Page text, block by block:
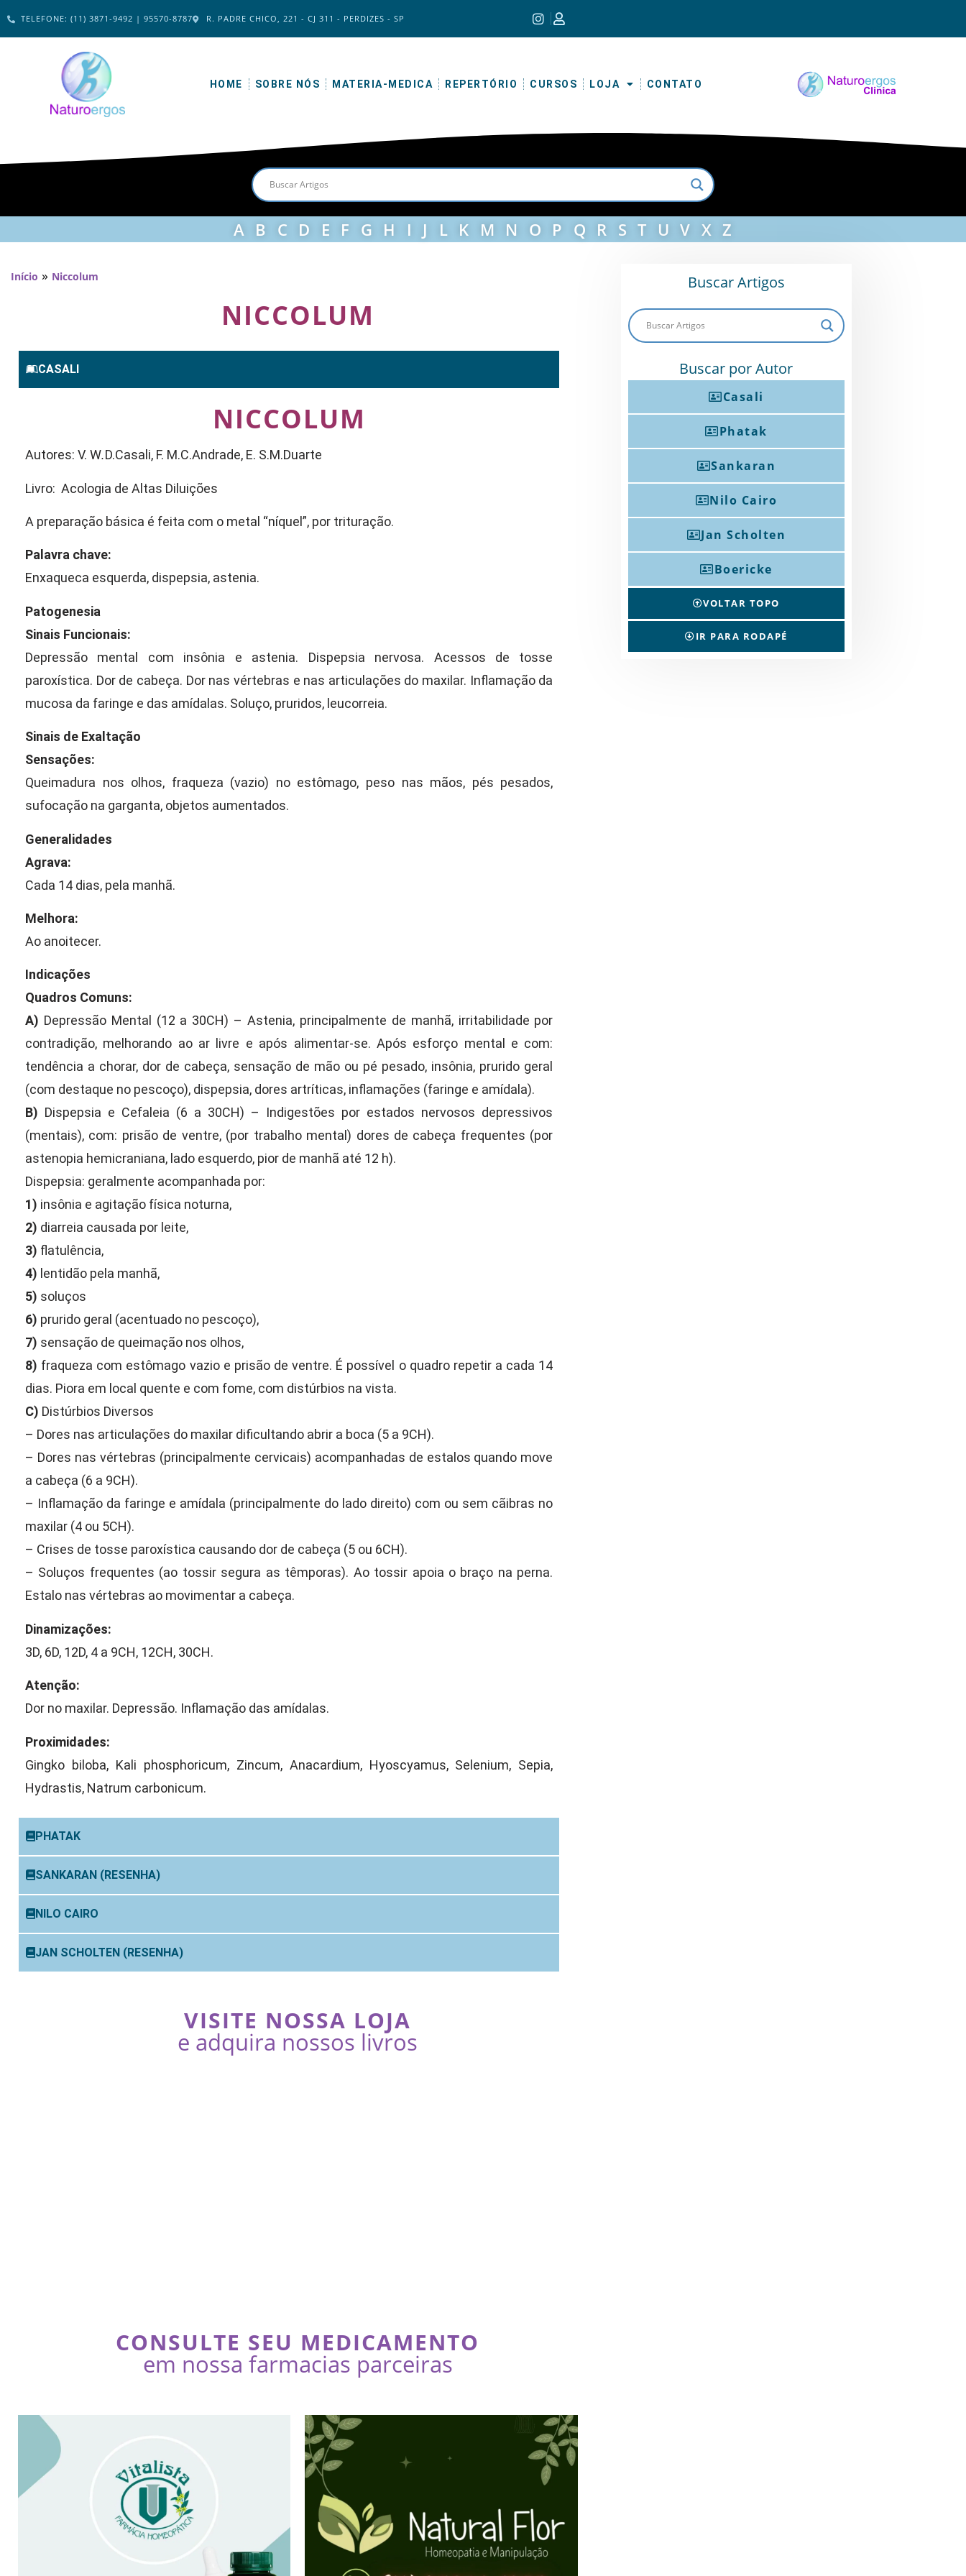
TELEFONE: (11) 3871-9492 | 95570-8787 R. PADRE CHICO, 221 - CJ 311 - PERDIZES - SP
HOME SOBRE NÓS MATERIA-MEDICA REPERTÓRIO CURSOS LOJA CONTATO
A B C D E F G H I J L K M N O P Q R S T U V X Z
Início » Niccolum
NICCOLUM
CASALI
NICCOLUM
Autores: V. W.D.Casali, F. M.C.Andrade, E. S.M.Duarte
Livro: Acologia de Altas Diluições
A preparação básica é feita com o metal “níquel”, por trituração.
Palavra chave:
Enxaqueca esquerda, dispepsia, astenia.
Patogenesia
Sinais Funcionais:
Depressão mental com insônia e astenia. Dispepsia nervosa. Acessos de tosse
paroxística. Dor de cabeça. Dor nas vértebras e nas articulações do maxilar. Inflamação da
mucosa da faringe e das amídalas. Soluço, pruridos, leucorreia.
Sinais de Exaltação
Sensações:
Queimadura nos olhos, fraqueza (vazio) no estômago, peso nas mãos, pés pesados,
sufocação na garganta, objetos aumentados.
Generalidades
Agrava:
Cada 14 dias, pela manhã.
Melhora:
Ao anoitecer.
Indicações
Quadros Comuns:
A) Depressão Mental (12 a 30CH) – Astenia, principalmente de manhã, irritabilidade por
contradição, melhorando ao ar livre e após alimentar-se. Após esforço mental e com:
tendência a chorar, dor de cabeça, sensação de mão ou pé pesado, insônia, prurido geral
(com destaque no pescoço), dispepsia, dores artríticas, inflamações (faringe e amídala).
B) Dispepsia e Cefaleia (6 a 30CH) – Indigestões por estados nervosos depressivos
(mentais), com: prisão de ventre, (por trabalho mental) dores de cabeça frequentes (por
astenopia hemicraniana, lado esquerdo, pior de manhã até 12 h).
Dispepsia: geralmente acompanhada por:
1) insônia e agitação física noturna,
2) diarreia causada por leite,
3) flatulência,
4) lentidão pela manhã,
5) soluços
6) prurido geral (acentuado no pescoço),
7) sensação de queimação nos olhos,
8) fraqueza com estômago vazio e prisão de ventre. É possível o quadro repetir a cada 14
dias. Piora em local quente e com fome, com distúrbios na vista.
C) Distúrbios Diversos
– Dores nas articulações do maxilar dificultando abrir a boca (5 a 9CH).
– Dores nas vértebras (principalmente cervicais) acompanhadas de estalos quando move
a cabeça (6 a 9CH).
– Inflamação da faringe e amídala (principalmente do lado direito) com ou sem cãibras no
maxilar (4 ou 5CH).
– Crises de tosse paroxística causando dor de cabeça (5 ou 6CH).
– Soluços frequentes (ao tossir segura as têmporas). Ao tossir apoia o braço na perna.
Estalo nas vértebras ao movimentar a cabeça.
Dinamizações:
3D, 6D, 12D, 4 a 9CH, 12CH, 30CH.
Atenção:
Dor no maxilar. Depressão. Inflamação das amídalas.
Proximidades:
Gingko biloba, Kali phosphoricum, Zincum, Anacardium, Hyoscyamus, Selenium, Sepia,
Hydrastis, Natrum carbonicum.
PHATAK
SANKARAN (RESENHA)
NILO CAIRO
JAN SCHOLTEN (RESENHA)
VISITE NOSSA LOJA
e adquira nossos livros
CONSULTE SEU MEDICAMENTO
em nossa farmacias parceiras
Buscar Artigos
Buscar por Autor
Casali
Phatak
Sankaran
Nilo Cairo
Jan Scholten
Boericke
VOLTAR TOPO
IR PARA RODAPÉ